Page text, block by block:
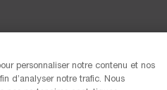
personnaliser notre contenu et nos
d’analyser notre trafic. Nous